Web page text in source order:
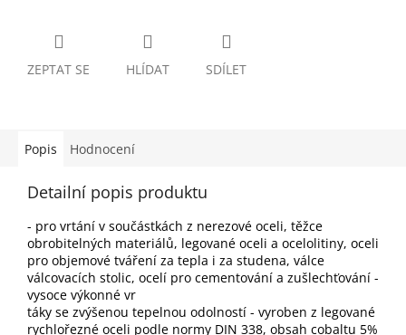
ZEPTAT SE HLÍDAT SDÍLET
Popis Hodnocení
Detailní popis produktu
- pro vrtání v součástkách z nerezové oceli, těžce
obrobitelných materiálů, legované oceli a ocelolitiny, oceli
pro objemové tváření za tepla i za studena, válce
válcovacích stolic, ocelí pro cementování a zušlechťování -
vysoce výkonné vr
táky se zvýšenou tepelnou odolností - vyroben z legované
rychlořezné oceli podle normy DIN 338, obsah cobaltu 5%